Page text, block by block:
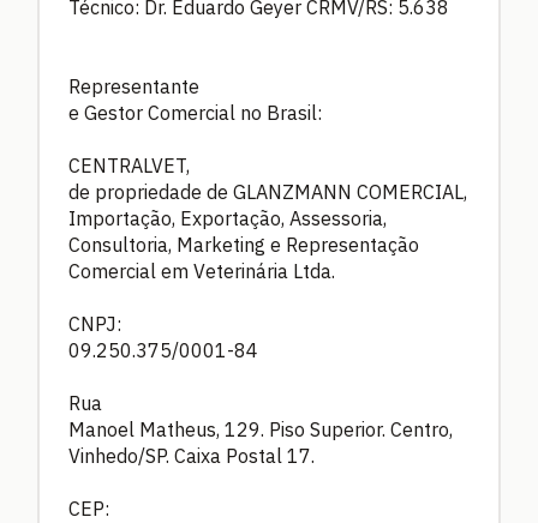
Técnico: Dr. Eduardo Geyer CRMV/RS: 5.638
Representante
e Gestor Comercial no Brasil:
CENTRALVET,
de propriedade de GLANZMANN COMERCIAL,
Importação, Exportação, Assessoria,
Consultoria, Marketing e Representação
Comercial em Veterinária Ltda.
CNPJ:
09.250.375/0001-84
Rua
Manoel Matheus, 129. Piso Superior. Centro,
Vinhedo/SP. Caixa Postal 17.
CEP: